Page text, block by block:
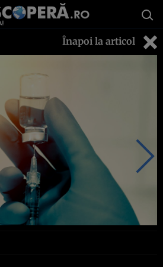
Înapoi la articol